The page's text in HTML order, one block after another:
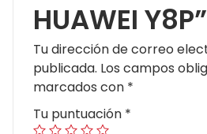
HUAWEI Y8P”
Tu dirección de correo
publicada. Los campos
marcados con *
Tu puntuación *